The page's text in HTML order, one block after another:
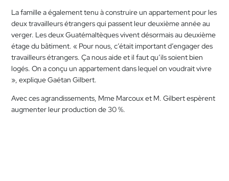
La famille a également tenu à construire un appartement pour les
deux travailleurs étrangers qui passent leur deuxième année au
verger. Les deux Guatémaltèques vivent désormais au deuxième
étage du bâtiment. « Pour nous, c’était important d’engager des
travailleurs étrangers. Ça nous aide et il faut qu’ils soient bien
logés. On a conçu un appartement dans lequel on voudrait vivre
», explique Gaétan Gilbert.
Avec ces agrandissements, Mme Marcoux et M. Gilbert espèrent
augmenter leur production de 30 %.